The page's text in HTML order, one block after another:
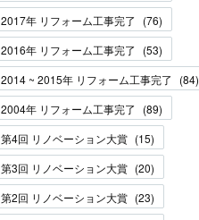
2017年 リフォーム工事完了
(76)
2016年 リフォーム工事完了
(53)
2014 ~ 2015年 リフォーム工事完了
(84)
2004年 リフォーム工事完了
(89)
第4回 リノベーション大賞 (15)
第3回 リノベーション大賞 (20)
第2回 リノベーション大賞 (23)